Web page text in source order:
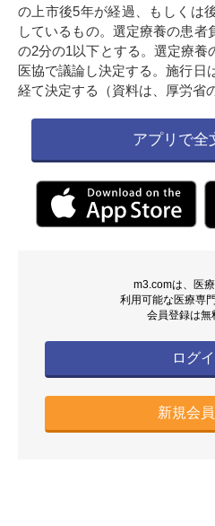
の上市後5年が経過、もしくは
しているもの。選定療養の患
の2分の1以下とする。選定療養
医協で議論し決定する。施行日
経て決定する（資料は、厚労省
アプリで全
m3.comは、医
利用可能な医療専
会員登録は無
ログ
新規会